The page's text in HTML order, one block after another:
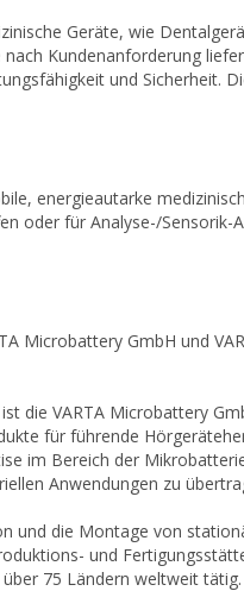
Geräte, wie
Kundenanforderung
und Sicherheit.
energieautarke
oder für Analyse-/Sensorik-
Microbattery GmbH und
die VARTA Microbattery
für führende
im Bereich der
Anwendungen zu
und die Montage von
und
75 Ländern weltweit tätig.